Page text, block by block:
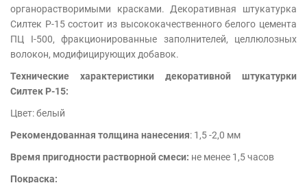
органорастворимыми красками. Декоративная штукатурка
Силтек Р-15 состоит из высококачественного белого цемента
ПЦ I-500, фракционированные заполнителей, целлюлозных
волокон, модифицирующих добавок.
Технические характеристики декоративной штукатурки
Силтек Р-15:
Цвет: белый
Рекомендованная толщина нанесения: 1,5 -2,0 мм
Время пригодности растворной смеси: не менее 1,5 часов
Покраска: